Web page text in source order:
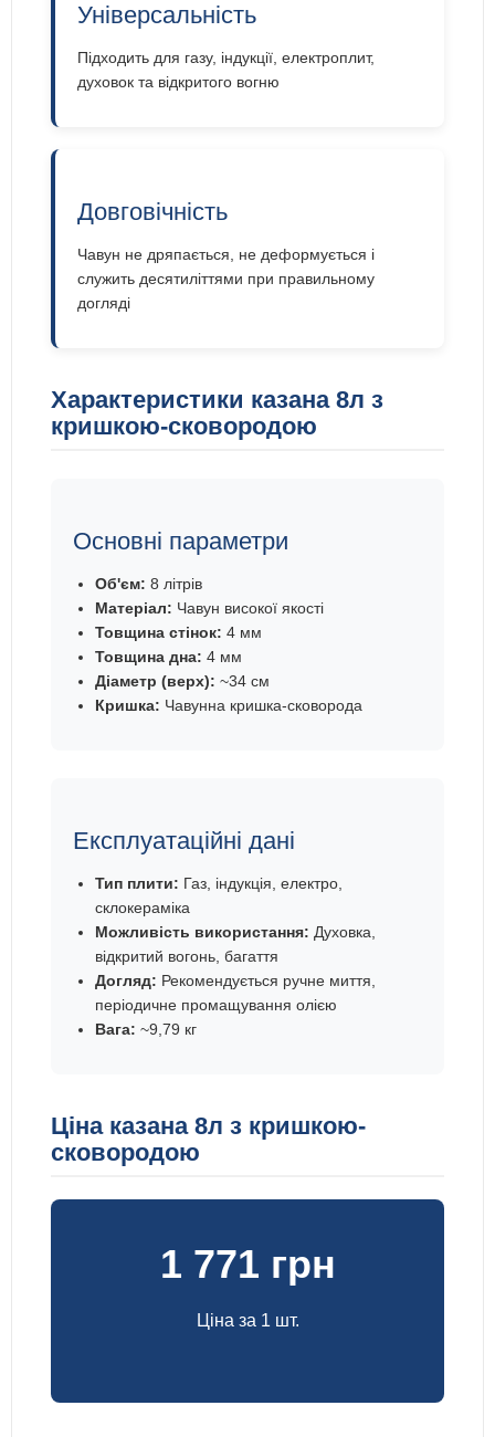
Універсальність
Підходить для газу, індукції, електроплит,
духовок та відкритого вогню
Довговічність
Чавун не дряпається, не деформується і
служить десятиліттями при правильному
догляді
Характеристики казана 8л з
кришкою-сковородою
Основні параметри
Об'єм: 8 літрів
Матеріал: Чавун високої якості
Товщина стінок: 4 мм
Товщина дна: 4 мм
Діаметр (верх): ~34 см
Кришка: Чавунна кришка-сковорода
Експлуатаційні дані
Тип плити: Газ, індукція, електро,
склокераміка
Можливість використання: Духовка,
відкритий вогонь, багаття
Догляд: Рекомендується ручне миття,
періодичне промащування олією
Вага: ~9,79 кг
Ціна казана 8л з кришкою-
сковородою
1 771 грн
Ціна за 1 шт.